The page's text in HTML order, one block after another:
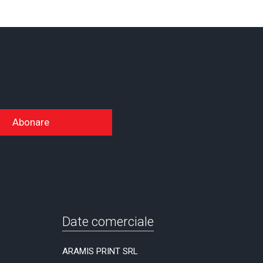
Abonare
Date comerciale
ARAMIS PRINT SRL